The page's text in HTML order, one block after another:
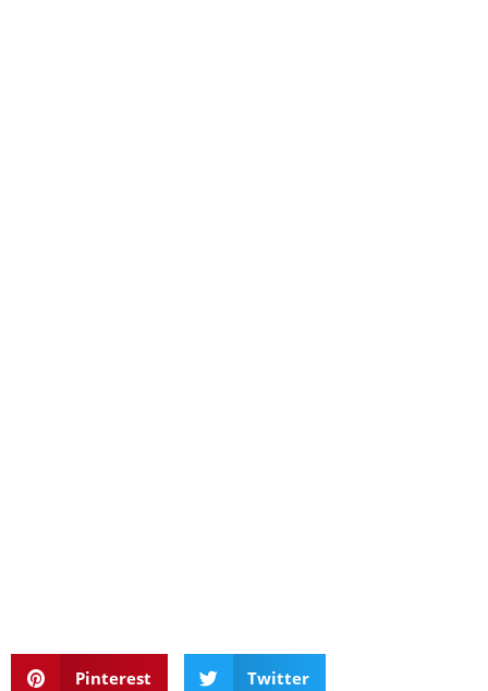
Pinterest Twitter